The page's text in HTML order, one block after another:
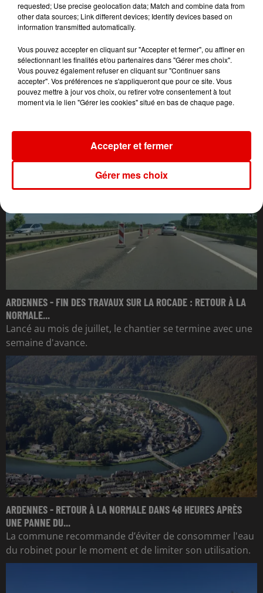
ARDENNES - FIN DES TRAVAUX SUR LA ROCADE : RETOUR À LA
NORMALE...
Lancé au mois de juillet, le chantier se termine avec une
semaine d'avance.
ARDENNES - RETOUR À LA NORMALE DANS 48 HEURES APRÈS
UNE PANNE DU...
La commune recommande d’éviter de consommer l'eau
du robinet pour le moment et de limiter son utilisation.
requested; Use precise geolocation data; Match and combine data from
other data sources; Link different devices; Identify devices based on
information transmitted automatically.
Vous pouvez accepter en cliquant sur "Accepter et fermer", ou affiner en
sélectionnant les finalités et/ou partenaires dans "Gérer mes choix".
Vous pouvez également refuser en cliquant sur "Continuer sans
accepter". Vos préférences ne s'appliqueront que pour ce site. Vous
pouvez mettre à jour vos choix, ou retirer votre consentement à tout
moment via le lien "Gérer les cookies" situé en bas de chaque page.
Gérer mes choix
Accepter et fermer